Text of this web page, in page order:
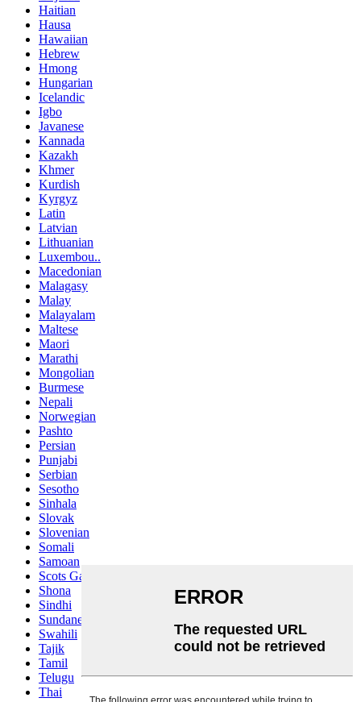
Haitian
Hausa
Hawaiian
Hebrew
Hmong
Hungarian
Icelandic
Igbo
Javanese
Kannada
Kazakh
Khmer
Kurdish
Kyrgyz
Latin
Latvian
Lithuanian
Luxembou..
Macedonian
Malagasy
Malay
Malayalam
Maltese
Maori
Marathi
Mongolian
Burmese
Nepali
Norwegian
Pashto
Persian
Punjabi
Serbian
Sesotho
Sinhala
Slovak
Slovenian
Somali
Samoan
Scots Gaelic
Shona
Sindhi
Sundanese
Swahili
Tajik
Tamil
Telugu
Thai